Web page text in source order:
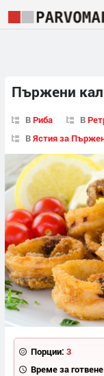
Пържени
ВРиба В
ВЯстия за
Порции: 3
Време за